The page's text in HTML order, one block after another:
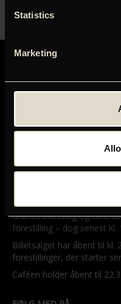
Statistics
Marketing
GRAND TEATRET
Telefon: 33 15 16 11
Tog, bus og bil
ÅBNINGSTIDER
Grands billetsalg og café
forestilling – dog senest kl.
Billetsalget har åbent til kl.
forestillinger, der starter
Caféen holder åbent til